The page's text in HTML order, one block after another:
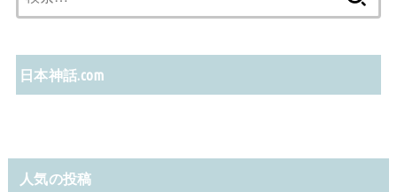
索:
日本神話.com
人気の投稿